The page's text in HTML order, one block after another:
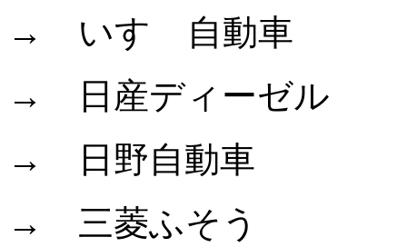
→ いすゞ自動車
→ 日産ディーゼル
→ 日野自動車
→ 三菱ふそう